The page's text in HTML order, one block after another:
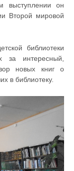
выступлении он
Второй мировой
библиотеки
за интересный,
новых книг о
в библиотеку.